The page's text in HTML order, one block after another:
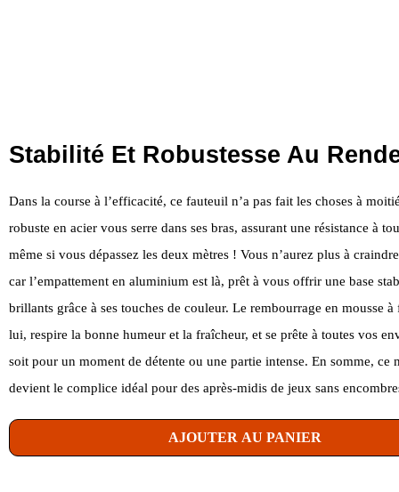
Stabilité Et Robustesse Au
Dans la course à l’efficacité, ce fauteuil n’a pas fait les choses à
robuste en acier vous serre dans ses bras, assurant une résistance à
même si vous dépassez les deux mètres ! Vous n’aurez plus à
car l’empattement en aluminium est là, prêt à vous offrir une base
brillants grâce à ses touches de couleur. Le rembourrage en mousse
lui, respire la bonne humeur et la fraîcheur, et se prête à toutes vos
soit pour un moment de détente ou une partie intense. En somme, ce
devient le complice idéal pour des après-midis de jeux sans
AJOUTER AU PANIER